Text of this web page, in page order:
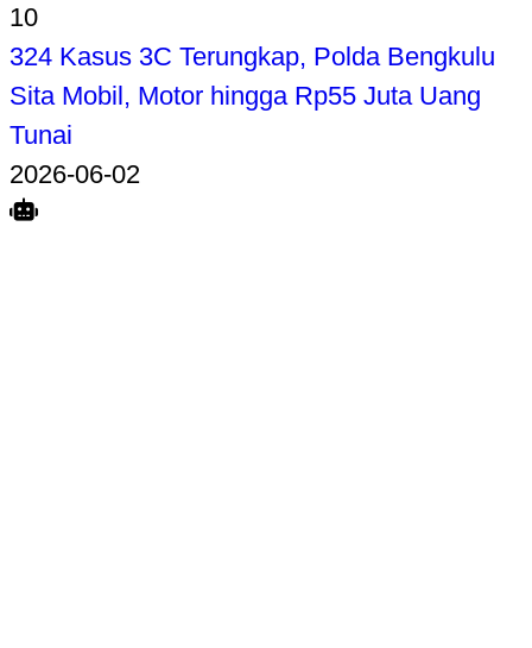
10
324 Kasus 3C Terungkap, Polda Bengkulu
Sita Mobil, Motor hingga Rp55 Juta Uang
Tunai
2026-06-02